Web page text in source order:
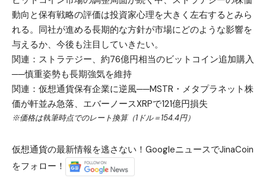
動向と保有戦略の評価は投資家心理を大きく左右するとみら
れる。同社が進める長期的な方針が市場にどのような影響を
与えるか、今後も注目していきたい。
関連： ストラテジー、約76億円相当のビットコイン追加購入
──慎重姿勢も長期強気を維持
関連： 仮想通貨保有企業に逆風──MSTR・メタプラネット株
価が軒並み急落、エバーノースXRPで121億円損失
※価格は執筆時点でのレート換算（1ドル＝154.4円）
仮想通貨の最新情報を逃さない！GoogleニュースでJinaCoin
をフォロー！